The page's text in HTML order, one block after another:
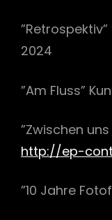
2024
”Am Fluss”
”Zwischen
http://ep-
”10 Jahre